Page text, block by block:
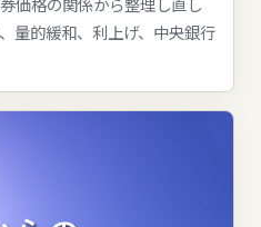
量的緩和、利上げ、中央銀行